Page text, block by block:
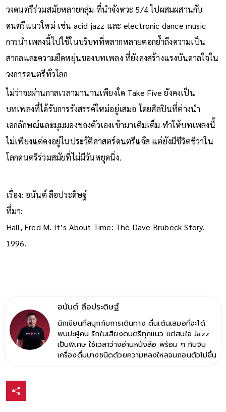
วงดนตรีร่วมสมัยหลายกลุ่ม ที่นำจังหวะ 5/4 ไปผสมผสานกับ
ดนตรีแนวใหม่ เช่น acid jazz และ electronic dance music
การนำเพลงนี้ไปใช้ในบริบทที่หลากหลายตอกย้ำถึงความเป็น
สากลและความยืดหยุ่นของบทเพลง ที่ยังคงสร้างแรงบันดาลใจใน
วงการดนตรีทั่วโลก
ไม่ว่าจะผ่านกาลเวลามานานเพียงใด Take Five ยังคงเป็น
บทเพลงที่ได้รับการรังสรรค์ใหม่อยู่เสมอ โดยศิลปินที่ต่างนำ
เอกลักษณ์และมุมมองของตัวเองเข้ามาเติมเต็ม ทำให้บทเพลงนี้
ไม่เพียงแต่คงอยู่ในประวัติศาสตร์ดนตรีแจ๊ส แต่ยังมีชีวิตชีวาใน
โลกดนตรีร่วมสมัยที่ไม่มีวันหยุดนิ่ง.
เรื่อง: อนันต์ ลือประดิษฐ์
ที่มา:
Hall, Fred M. It’s About Time: The Dave Brubeck Story.
1996.
อนันต์ ลือประดิษฐ์
นักเขียนที่สนุกกับการเดินทาง ตื่นเต้นเสมอที่จะได้
พบปะผู้คน รักในเสียงดนตรีทุกแนว แต่สนใจ Jazz
เป็นพิเศษ ใช้เวลาว่างอ่านหนังสือ พร้อม ๆ กับจิบ
เครื่องดื่มบางชนิดด้วยความหลงใหลจนถอนตัวไม่ขึ้น